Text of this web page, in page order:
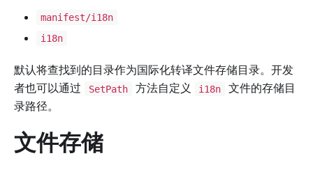
manifest/i18n
i18n
默认将查找到的目录作为国际化转译文件存储目录。开发
者也可以通过
SetPath 方法自定义 i18n
文件的存储目
录路径。
文件存储